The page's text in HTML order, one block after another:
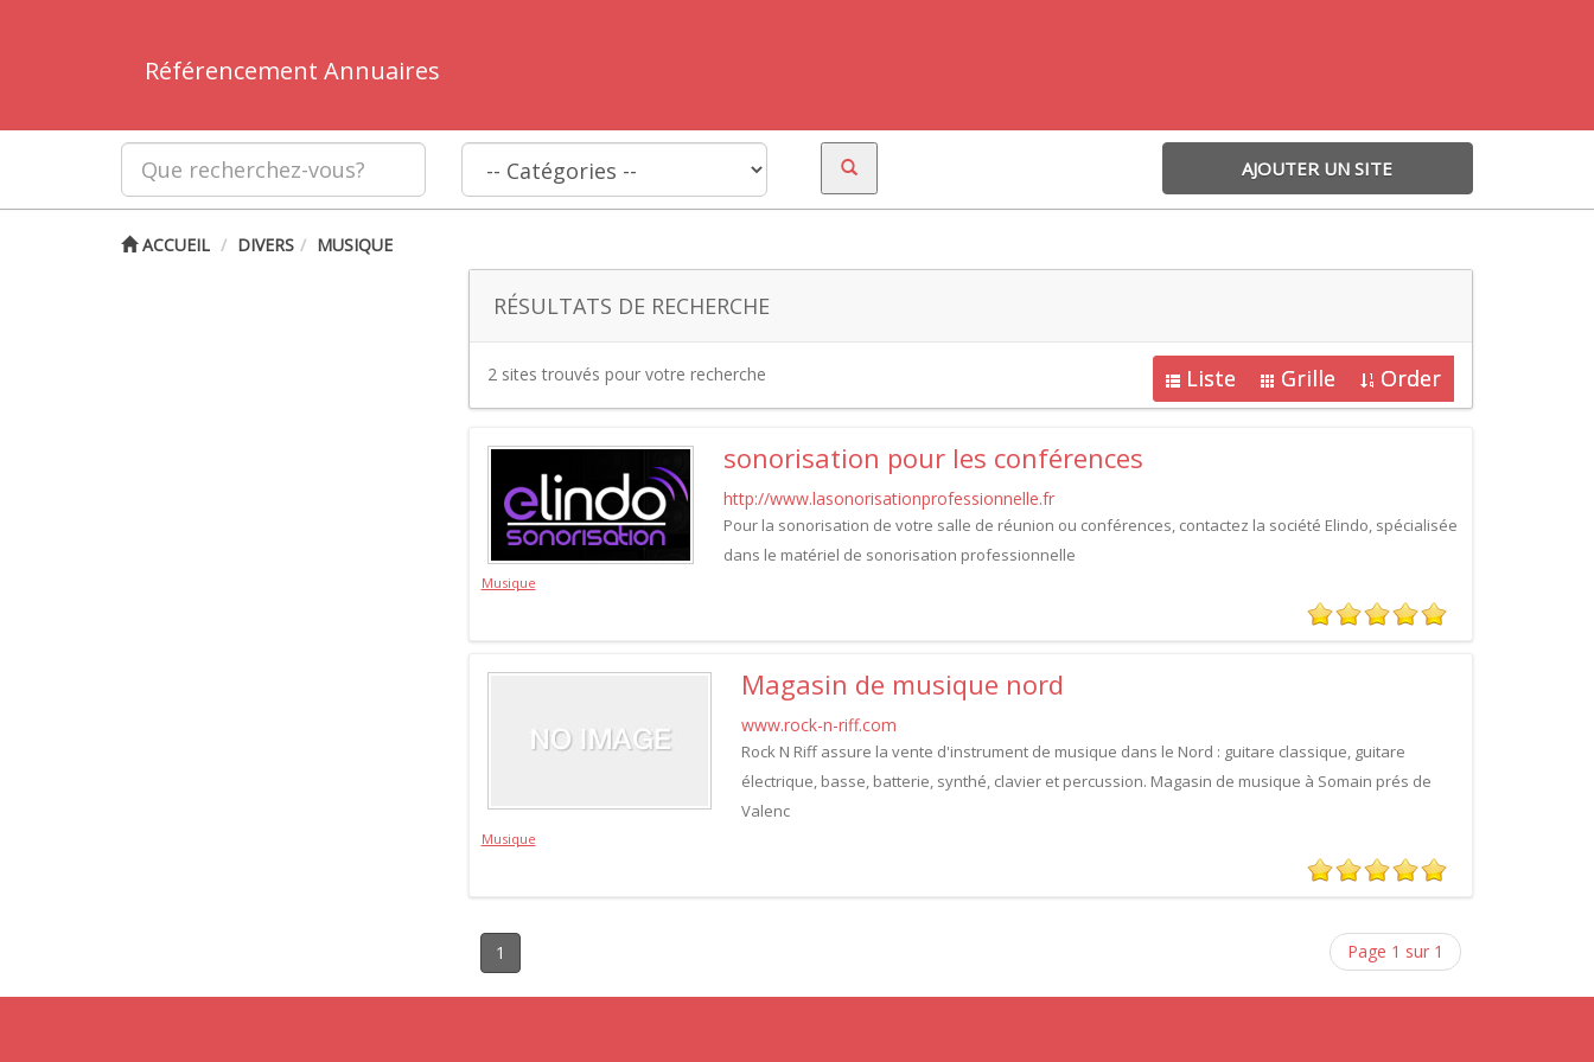
Référencement Annuaires
AJOUTER UN SITE
ACCUEIL DIVERS MUSIQUE
RÉSULTATS DE RECHERCHE
2 sites trouvés pour votre recherche Liste Grille Order
sonorisation pour les conférences
http://www.lasonorisationprofessionnelle.fr
Pour la sonorisation de votre salle de réunion ou conférences, contactez la société Elindo, spécialisée
dans le matériel de sonorisation professionnelle
Musique
Magasin de musique nord
www.rock-n-riff.com
Rock N Riff assure la vente d'instrument de musique dans le Nord : guitare classique, guitare
électrique, basse, batterie, synthé, clavier et percussion. Magasin de musique à Somain prés de
Valenc
Musique
1 Page 1 sur 1